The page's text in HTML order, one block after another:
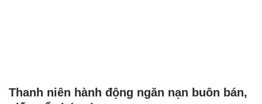
Thanh niên hành động ngăn nạn buôn bán,